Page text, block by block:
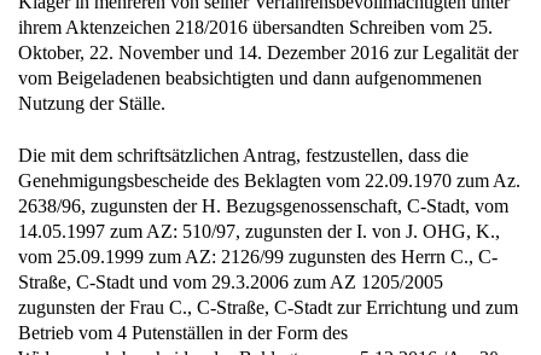
ihrem Aktenzeichen 218/2016 übersandten Schreiben vom 25.
Oktober, 22. November und 14. Dezember 2016 zur Legalität der
vom Beigeladenen beabsichtigten und dann aufgenommenen
Nutzung der Ställe.
Die mit dem schriftsätzlichen Antrag, festzustellen, dass die
Genehmigungsbescheide des Beklagten vom 22.09.1970 zum Az.
2638/96, zugunsten der H. Bezugsgenossenschaft, C-Stadt, vom
14.05.1997 zum AZ: 510/97, zugunsten der I. von J. OHG, K.,
vom 25.09.1999 zum AZ: 2126/99 zugunsten des Herrn C., C-
Straße, C-Stadt und vom 29.3.2006 zum AZ 1205/2005
zugunsten der Frau C., C-Straße, C-Stadt zur Errichtung und zum
Betrieb vom 4 Putenställen in der Form des